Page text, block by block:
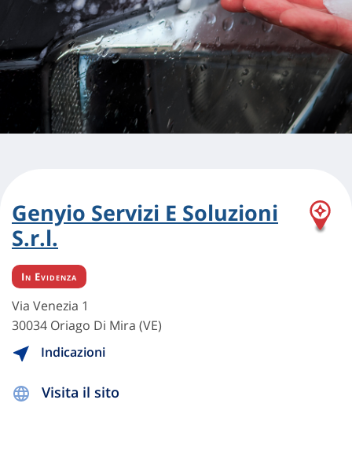
Genyio Servizi E Soluzioni
S.r.l.
In Evidenza
Via Venezia 1
30034 Oriago Di Mira (VE)
Indicazioni
Visita il sito